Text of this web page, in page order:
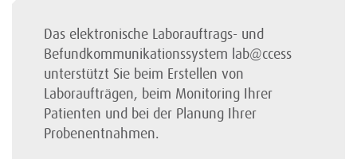
Das elektronische Laborauftrags- und
Befundkommunikationssystem lab@ccess
unterstützt Sie beim Erstellen von
Laboraufträgen, beim Monitoring Ihrer
Patienten und bei der Planung Ihrer
Probenentnahmen.